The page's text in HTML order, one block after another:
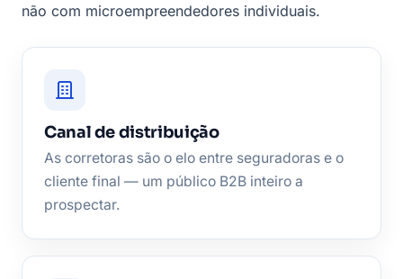
não com microempreendedores individuais.
Canal de distribuição
As corretoras são o elo entre seguradoras e o
cliente final — um público B2B inteiro a
prospectar.